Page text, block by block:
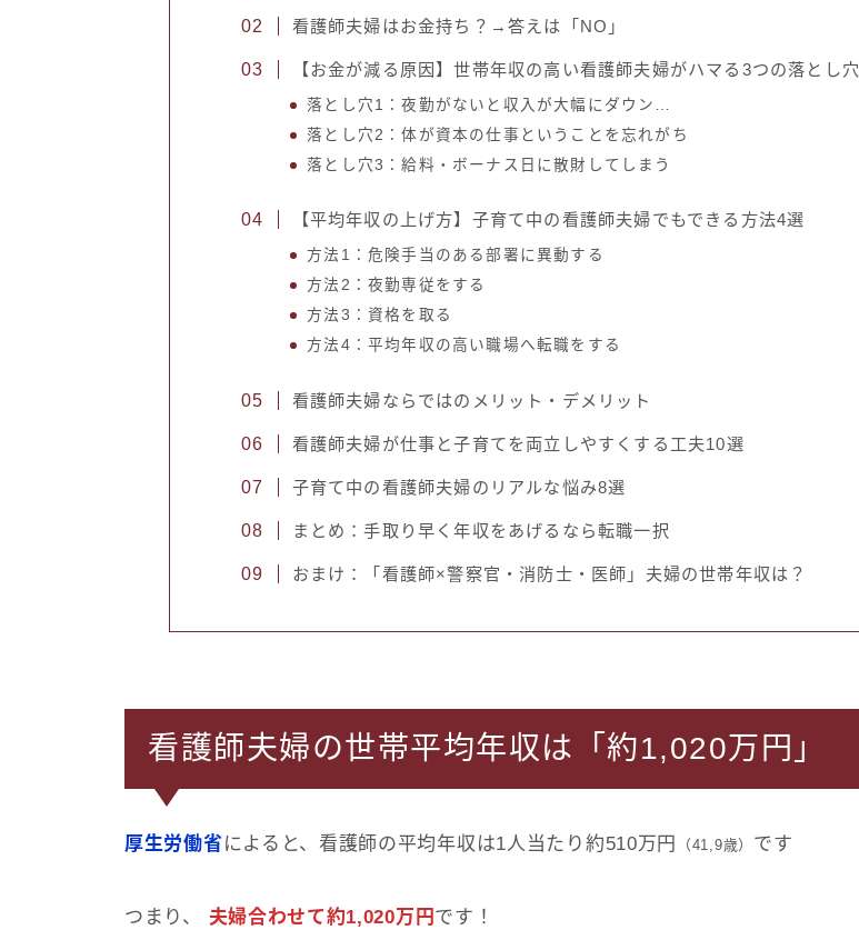
看護師夫婦はお金持ち？→答えは「NO」
【お金が減る原因】世帯年収の高い看護師夫婦がハマる3つの落とし穴
落とし穴1：夜勤がないと収入が大幅にダウン…
落とし穴2：体が資本の仕事ということを忘れがち
落とし穴3：給料・ボーナス日に散財してしまう
【平均年収の上げ方】子育て中の看護師夫婦でもできる方法4選
方法1：危険手当のある部署に異動する
方法2：夜勤専従をする
方法3：資格を取る
方法4：平均年収の高い職場へ転職をする
看護師夫婦ならではのメリット・デメリット
看護師夫婦が仕事と子育てを両立しやすくする工夫10選
子育て中の看護師夫婦のリアルな悩み8選
まとめ：手取り早く年収をあげるなら転職一択
おまけ：「看護師×警察官・消防士・医師」夫婦の世帯年収は？
看護師夫婦の世帯平均年収は「約1,020万円」
厚生労働省 によると、看護師の平均年収は1人当たり約510万円 （41,9歳） です
つまり、 夫婦合わせて約1,020万円 です！